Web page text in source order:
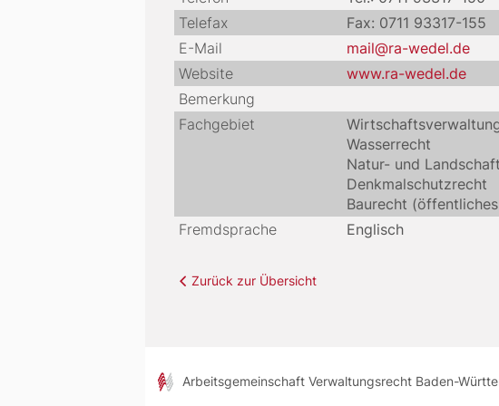
Telefax
Fax: 0711 93317-155
E-Mail
mail@ra-wedel.de
Website
www.ra-wedel.de
Bemerkung
Fachgebiet
Wasserrecht
Natur- und
Denkmalschutzrecht
Baurecht
Fremdsprache
Englisch
Zurück zur Übersicht
Arbeitsgemeinschaft Verwaltungsrecht Baden-